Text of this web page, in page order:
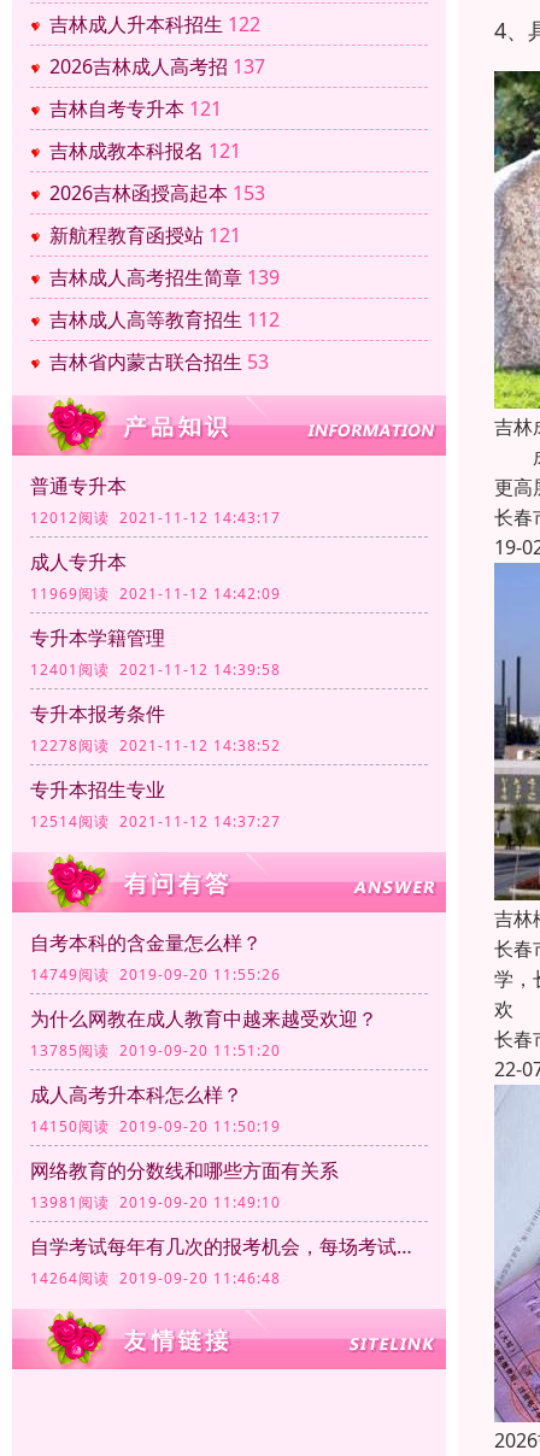
吉林成人升本科招生 122
2026吉林成人高考招 137
吉林自考专升本 121
吉林成教本科报名 121
2026吉林函授高起本 153
新航程教育函授站 121
吉林成人高考招生简章 139
吉林成人高等教育招生 112
吉林省内蒙古联合招生 53
普通专升本
12012阅读 2021-11-12 14:43:17
成人专升本
11969阅读 2021-11-12 14:42:09
专升本学籍管理
12401阅读 2021-11-12 14:39:58
专升本报考条件
12278阅读 2021-11-12 14:38:52
专升本招生专业
12514阅读 2021-11-12 14:37:27
自考本科的含金量怎么样？
14749阅读 2019-09-20 11:55:26
为什么网教在成人教育中越来越受欢迎？
13785阅读 2019-09-20 11:51:20
成人高考升本科怎么样？
14150阅读 2019-09-20 11:50:19
网络教育的分数线和哪些方面有关系
13981阅读 2019-09-20 11:49:10
自学考试每年有几次的报考机会，每场考试的时间和满分分别是多少
14264阅读 2019-09-20 11:46:48
4、
吉林
成
更高
长春
19-
吉林
长春
学，
欢
长春
22-